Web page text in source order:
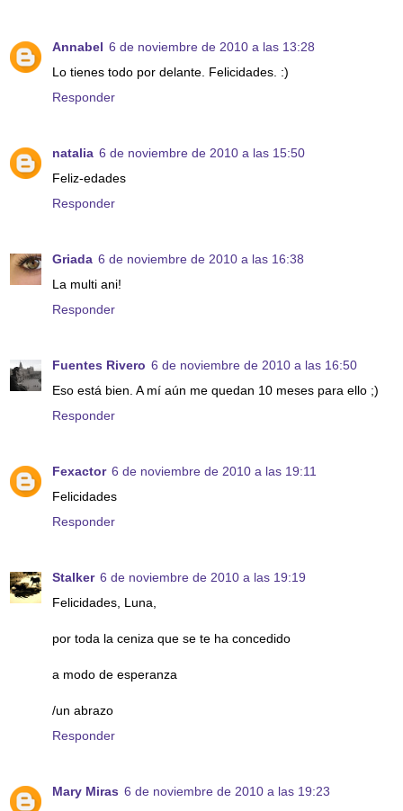
Annabel 6 de noviembre de 2010 a las 13:28
Lo tienes todo por delante. Felicidades. :)
Responder
natalia 6 de noviembre de 2010 a las 15:50
Feliz-edades
Responder
Griada 6 de noviembre de 2010 a las 16:38
La multi ani!
Responder
Fuentes Rivero 6 de noviembre de 2010 a las 16:50
Eso está bien. A mí aún me quedan 10 meses para ello ;)
Responder
Fexactor 6 de noviembre de 2010 a las 19:11
Felicidades
Responder
Stalker 6 de noviembre de 2010 a las 19:19
Felicidades, Luna,
por toda la ceniza que se te ha concedido
a modo de esperanza
/un abrazo
Responder
Mary Miras 6 de noviembre de 2010 a las 19:23